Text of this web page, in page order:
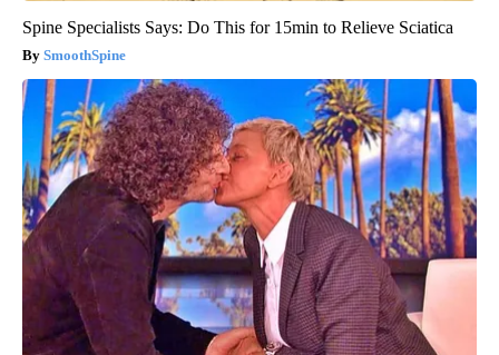
Spine Specialists Says: Do This for 15min to Relieve Sciatica
SmoothSpine